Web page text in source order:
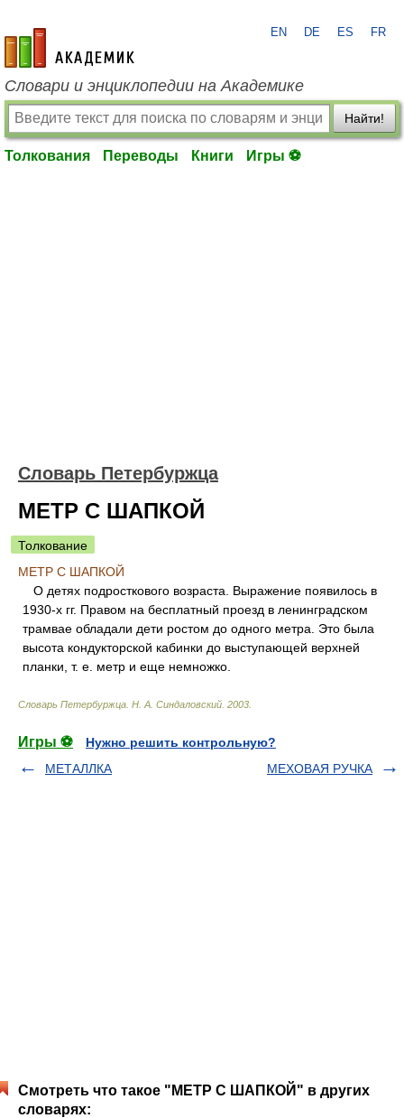
academic.ru
EN DE ES FR
Словари и энциклопедии на Академике
Найти!
Толкования Переводы Книги Игры ⚽
Словарь Петербуржца
МЕТР С ШАПКОЙ
Толкование
МЕТР С ШАПКОЙ
О детях подросткового возраста. Выражение появилось в
1930-х гг. Правом на бесплатный проезд в ленинградском
трамвае обладали дети ростом до одного метра. Это была
высота кондукторской кабинки до выступающей верхней
планки, т. е. метр и еще немножко.
Словарь Петербуржца Н. А. Синдаловский 2003
Игры ⚽
Нужно решить контрольную?
МЕТАЛЛКА
МЕХОВАЯ РУЧКА
Смотреть что такое "МЕТР С ШАПКОЙ" в других
словарях: